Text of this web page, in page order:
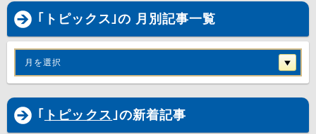
｢トピックス｣の 月別記事一覧
月を選択
｢ トピックス｣の新着記事